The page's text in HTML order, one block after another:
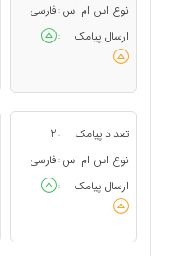
نوع اس ام اس : فارسی
ارسال پیامک
:
تعداد پیامک :
2
نوع اس ام اس : فارسی
ارسال پیامک
: